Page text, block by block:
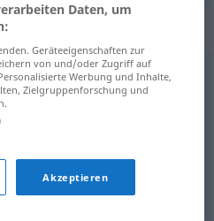
"Klüngel"
,Plunder (ugs.),Gerümpel
Mist (ugs.),
Daten, um
Geräteeigenschaften zur
von und/oder Zugriff auf
Werbung und Inhalte,
Zielgruppenforschung und
Akzeptieren